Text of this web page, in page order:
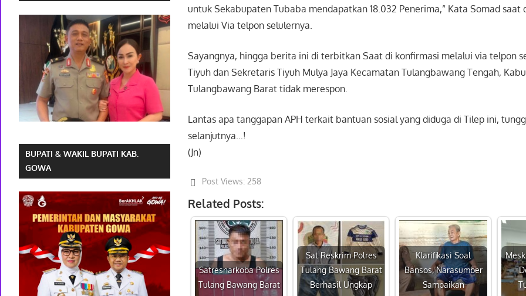
untuk Sekabupaten Tubaba mendapatkan 18.032 Penerima,” Kata Somad saat
melalui Via telpon selulernya.
Sayangnya, hingga berita ini di terbitkan Saat di konfirmasi melalui via telpon
Tiyuh dan Sekretaris Tiyuh Mulya Jaya Kecamatan Tulangbawang Tengah,
Tulangbawang Barat tidak merespon.
Lantas apa tanggapan APH terkait bantuan sosial yang diduga di Tilep ini,
selanjutnya…!
(Jn)
Post Views: 258
Related Posts:
Satresnarkoba Polres
Tulang Bawang Barat
Sat Reskrim Polres
Tulang Bawang Barat
Berhasil Ungkap
Klarifikasi Soal
Bansos, Narasumber
Sampaikan
BUPATI & WAKIL BUPATI KAB.
GOWA